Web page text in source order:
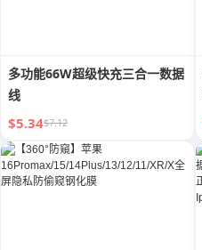
多功能66W超级快充三合一数据
线
$5.34$7.12